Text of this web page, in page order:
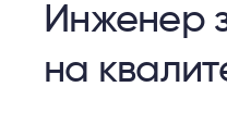
Инженер
на